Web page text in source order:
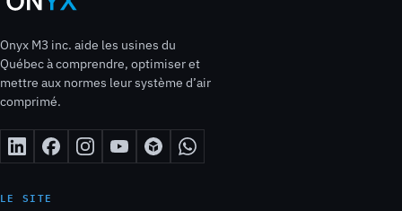
Onyx M3 inc. aide les usines du
Québec à comprendre, optimiser et
mettre aux normes leur système d’air
comprimé.
LE SITE